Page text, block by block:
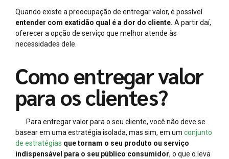
Quando existe a preocupação de entregar valor, é possível
entender com exatidão qual é a dor do cliente. A partir daí,
oferecer a opção de serviço que melhor atende às
necessidades dele.
Como entregar valor
para os clientes?
Para entregar valor para o seu cliente, você não deve se
basear em uma estratégia isolada, mas sim, em um conjunto
de estratégias que tornam o seu produto ou serviço
indispensável para o seu público consumidor, o que o leva